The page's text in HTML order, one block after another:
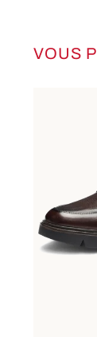
Ignorer la
VOUS